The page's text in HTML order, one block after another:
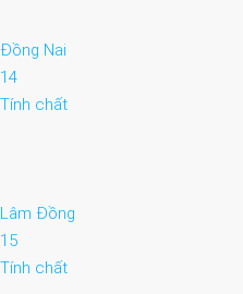
Đồng Nai
14
Tính chất
Lâm Đồng
15
Tính chất